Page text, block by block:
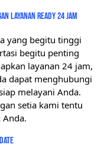
layanan ready 24 jam
yang begitu tinggi
begitu penting
layanan 24 jam,
dapat menghubungi
melayani Anda.
setia kami tentu